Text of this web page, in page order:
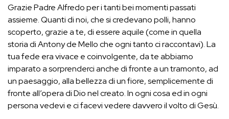
Grazie Padre Alfredo per i tanti bei momenti passati
assieme. Quanti di noi, che si credevano polli, hanno
scoperto, grazie a te, di essere aquile (come in quella
storia di Antony de Mello che ogni tanto ci raccontavi). La
tua fede era vivace e coinvolgente, da te abbiamo
imparato a sorprenderci anche di fronte a un tramonto, ad
un paesaggio, alla bellezza di un fiore, semplicemente di
fronte all’opera di Dio nel creato. In ogni cosa ed in ogni
persona vedevi e ci facevi vedere davvero il volto di Gesù.